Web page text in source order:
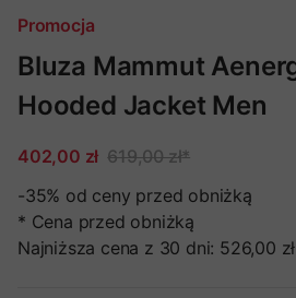
Promocja
Bluza Mammut
Hooded Jacket Men
402,00 zł 619,00 zł*
-35% od ceny przed obniżką
* Cena przed obniżką
Najniższa cena z 30 dni: 526,00 zł